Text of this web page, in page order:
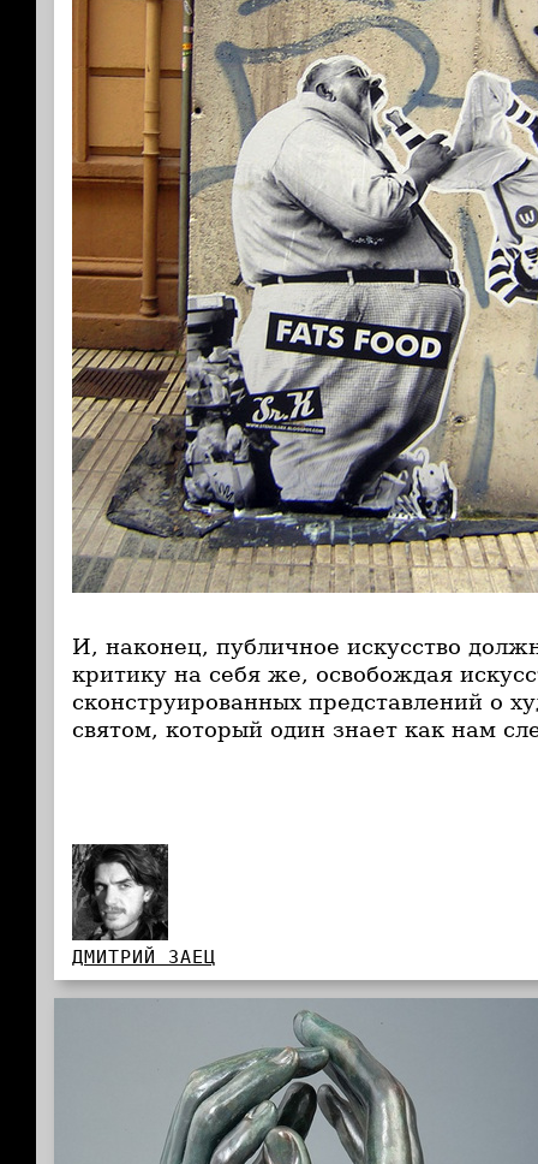
И, наконец, публичное искусство
критику на себя же, освобождая
сконструированных представлений о
святом, который один знает как нам
ДМИТРИЙ ЗАЕЦ